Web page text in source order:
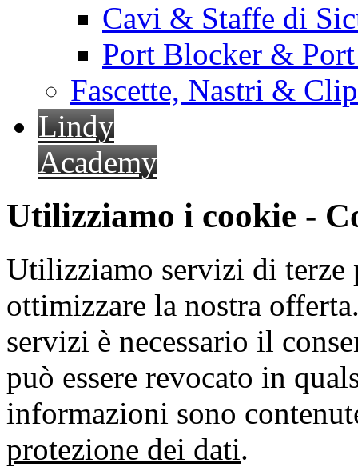
Cavi & Staffe di
Port Blocker &
Fascette, Nastri &
Lindy
Academy
Utilizziamo i cookie -
Utilizziamo servizi di terze
ottimizzare la nostra
servizi è necessario il
può essere revocato in
informazioni sono
protezione dei dati.